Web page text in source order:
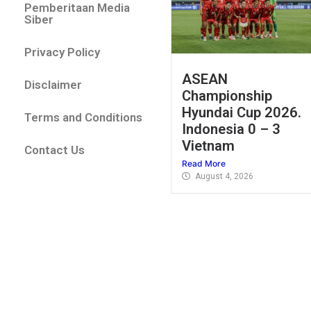
Pemberitaan Media
Siber
Privacy Policy
Disclaimer
Terms and Conditions
Contact Us
ASEAN
Championship
Hyundai Cup 2026.
Indonesia 0 – 3
Vietnam
Read More
August 4, 2026